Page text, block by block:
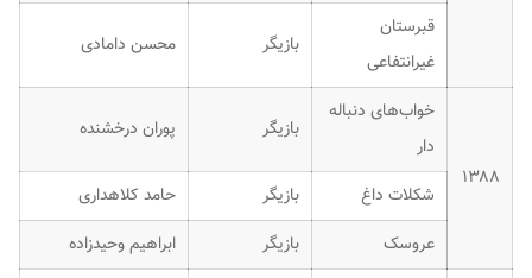
قبرستان
غیرانتفاعی
بازیگر محسن دامادی
۱۳۸۸
خواب‌های دنباله
دار
بازیگر پوران درخشنده
شکلات داغ بازیگر
حامد کلاهداری
عروسک
بازیگر ابراهیم وحیدزاده